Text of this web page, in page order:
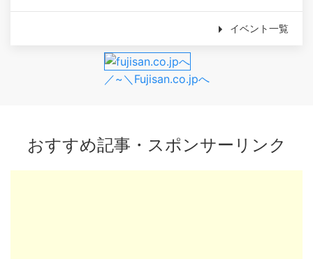
イベント一覧
／~＼Fujisan.co.jpへ
おすすめ記事・スポンサーリンク